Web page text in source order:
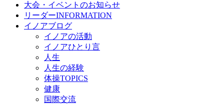
大会・イベントのお知らせ
リーダーINFORMATION
イノアブログ
イノアの活動
イノアひとり言
人生
人生の経験
体操TOPICS
健康
国際交流